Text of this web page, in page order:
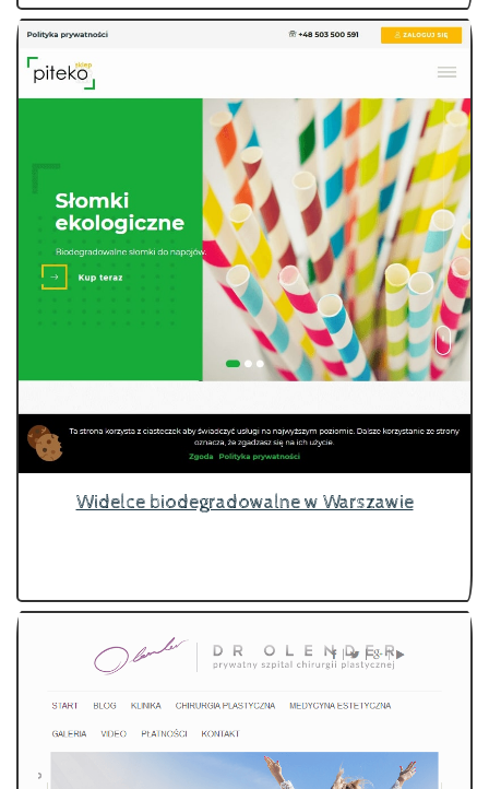
Widelce biodegradowalne w Warszawie